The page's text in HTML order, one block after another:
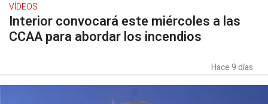
VÍDEOS
Interior convocará este miércoles a las
CCAA para abordar los incendios
Hace 9 días